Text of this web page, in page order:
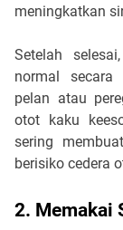
meningkatkan
Setelah
normal secara
pelan atau
otot kaku
sering
berisiko cedera
2. Memakai